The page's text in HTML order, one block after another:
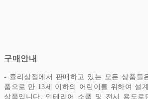
구매안내
- 쥴리상점에서 판매하고 있는 모든 상품들
품으로 만 13세 이하의 어린이를 위하여 설
상품입니다. 인테리어 소품 및 전시 용도로